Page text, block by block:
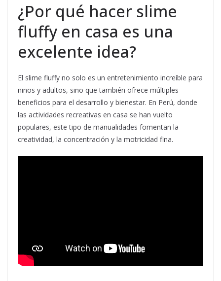
¿Por qué hacer slime
fluffy en casa es una
excelente idea?
El slime fluffy no solo es un entretenimiento increíble para
niños y adultos, sino que también ofrece múltiples
beneficios para el desarrollo y bienestar. En Perú, donde
las actividades recreativas en casa se han vuelto
populares, este tipo de manualidades fomentan la
creatividad, la concentración y la motricidad fina.